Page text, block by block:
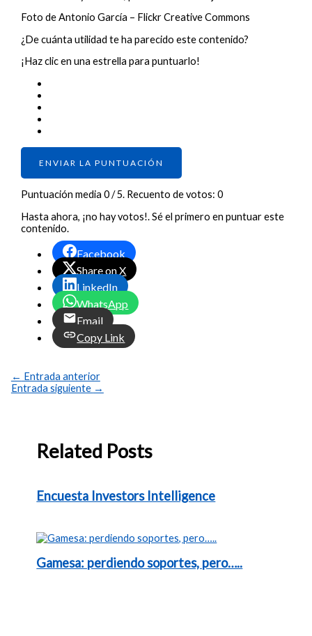
Foto de Antonio García – Flickr Creative Commons
¿De cuánta utilidad te ha parecido este contenido?
¡Haz clic en una estrella para puntuarlo!
ENVIAR LA PUNTUACIÓN
Puntuación media0/ 5. Recuento de votos:0
Hasta ahora, ¡no hay votos!. Sé el primero en puntuar este
contenido.
Facebook
Share on X
LinkedIn
WhatsApp
Email
Copy Link
← Entrada anterior
Entrada siguiente →
Related Posts
Encuesta Investors Intelligence
Gamesa: perdiendo soportes, pero…..